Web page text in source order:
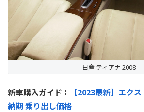
日産 ティアナ 2008
新車購入ガイド：
【2023最新】エク
納期 乗り出し価格